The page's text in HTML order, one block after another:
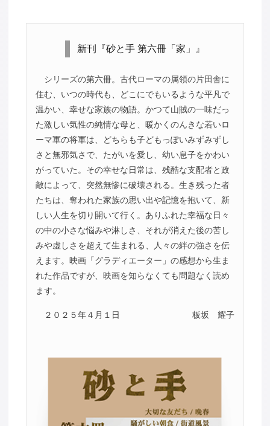
新刊『砂と手 第六冊「家」』
シリーズの第六冊。古代ローマの属領の片田舎に
住む、いつの時代も、どこにでもいるような平凡で
温かい、幸せな家族の物語。かつて山賊の一味だっ
た激しい気性の純情な母と、暖かくのんきな若いロ
ーマ軍の将軍は、どちらも子どもっぽいみずみずし
さと無邪気さで、たがいを愛し、幼い息子をかわい
がっていた。その幸せな日常は、残酷な支配者と政
敵によって、突然無惨に破壊される。生き残った者
たちは、奪われた家族の思い出や記憶を抱いて、新
しい人生を切り開いて行く。ありふれた幸福な日々
の中の小さな悩みや淋しさ、それが消えた後の苦し
みや虚しさを超えて生まれる、人々の絆の強さを伝
えます。映画「グラディエーター」の感想から生ま
れた作品ですが、映画を知らなくても問題なく読め
ます。
２０２５年４月１日 板坂 耀子